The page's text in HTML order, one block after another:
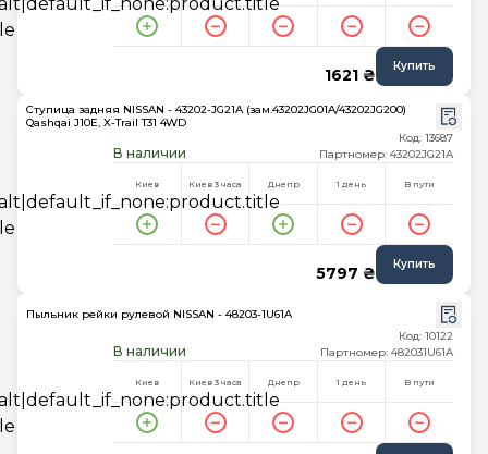
1621 ₴ Купить
Ступица задняя NISSAN - 43202-JG21A (зам.43202JG01A/43202JG200)
Qashqai J10E, X-Trail T31 4WD
В наличии
Код: 13687
Партномер: 43202JG21A
Киев Киев 3 часа Днепр 1 день В пути
5797 ₴ Купить
Пыльник рейки рулевой NISSAN - 48203-1U61A
В наличии
Код: 10122
Партномер: 482031U61A
Киев Киев 3 часа Днепр 1 день В пути